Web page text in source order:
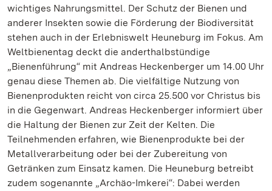
wichtiges Nahrungsmittel. Der Schutz der Bienen und
anderer Insekten sowie die Förderung der Biodiversität
stehen auch in der Erlebniswelt Heuneburg im Fokus. Am
Weltbienentag deckt die anderthalbstündige
„Bienenführung“ mit Andreas Heckenberger um 14.00 Uhr
genau diese Themen ab. Die vielfältige Nutzung von
Bienenprodukten reicht von circa 25.500 vor Christus bis
in die Gegenwart. Andreas Heckenberger informiert über
die Haltung der Bienen zur Zeit der Kelten. Die
Teilnehmenden erfahren, wie Bienenprodukte bei der
Metallverarbeitung oder bei der Zubereitung von
Getränken zum Einsatz kamen. Die Heuneburg betreibt
zudem sogenannte „Archäo-Imkerei“: Dabei werden